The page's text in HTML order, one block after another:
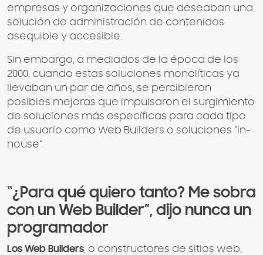
empresas y organizaciones que deseaban una
solución de administración de contenidos
asequible y accesible.
Sin embargo, a mediados de la época de los
2000, cuando estas soluciones monolíticas ya
llevaban un par de años, se percibieron
posibles mejoras que impulsaron el surgimiento
de soluciones más específicas para cada tipo
de usuario como Web Builders o soluciones “in-
house”.
“¿Para qué quiero tanto? Me sobra
con un Web Builder”, dijo nunca un
programador
Los Web Builders , o constructores de sitios web,